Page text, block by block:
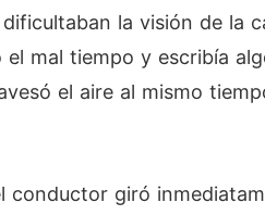
la visión de la
mal tiempo y escribía
el aire al mismo
conductor giró